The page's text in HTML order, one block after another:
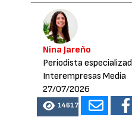
Nina Jareño
Periodista
Interempresas Media
27/07/2026
14617